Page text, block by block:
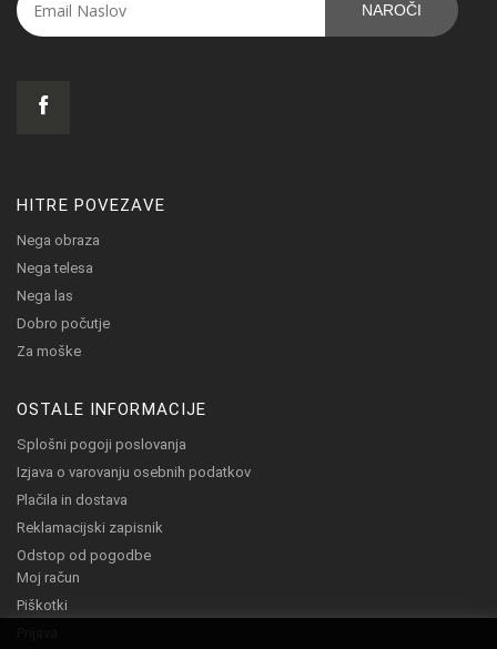
NAROČI
HITRE POVEZAVE
Nega obraza
Nega telesa
Nega las
Dobro počutje
Za moške
OSTALE INFORMACIJE
Splošni pogoji poslovanja
Izjava o varovanju osebnih podatkov
Plačila in dostava
Reklamacijski zapisnik
Odstop od pogodbe
Moj račun
Piškotki